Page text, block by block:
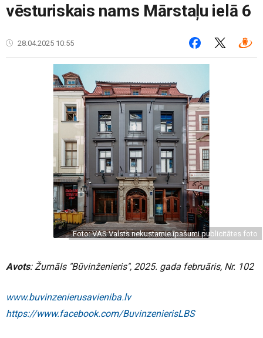
vēsturiskais nams Mārstaļu ielā 6
28.04.2025 10:55
Foto: VAS Valsts nekustamie īpašumi publicitātes foto
Avots: Žurnāls "Būvinženieris", 2025. gada februāris, Nr. 102
www.buvinzenierusavieniba.lv
https://www.facebook.com/BuvinzenierisLBS